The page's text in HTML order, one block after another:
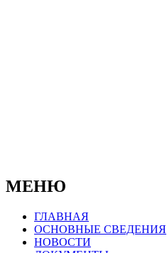
МЕНЮ
ГЛАВНАЯ
ОСНОВНЫЕ СВЕДЕНИЯ
НОВОСТИ